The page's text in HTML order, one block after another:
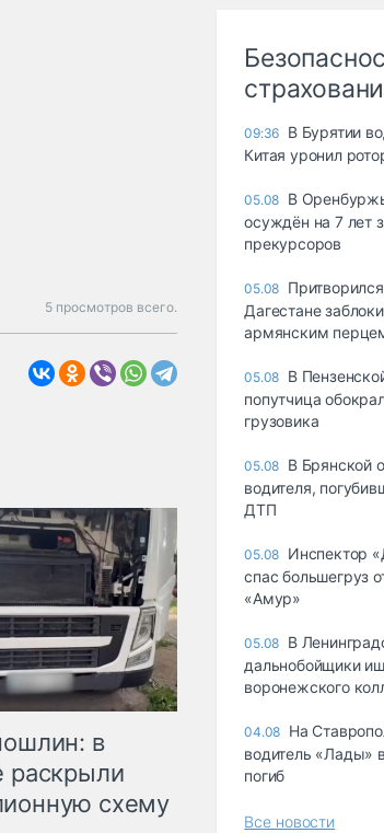
5 просмотров всего.
в
раскрыли
схему
09:36 В Бурятии
Китая уронил
05.08 В
осуждён на 7 лет
прекурсоров
05.08
Дагестане
армянским
05.08 В
попутчица
грузовика
05.08 В Брянской
водителя,
ДТП
05.08 Инспектор
спас большегруз
«Амур»
05.08 В
дальнобойщики
воронежского
04.08 На
водитель «Лады»
погиб
Все новости